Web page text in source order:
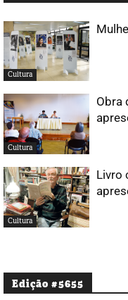
Cultura
Cultura
Obra
Cultura
Livro
Edição #5655